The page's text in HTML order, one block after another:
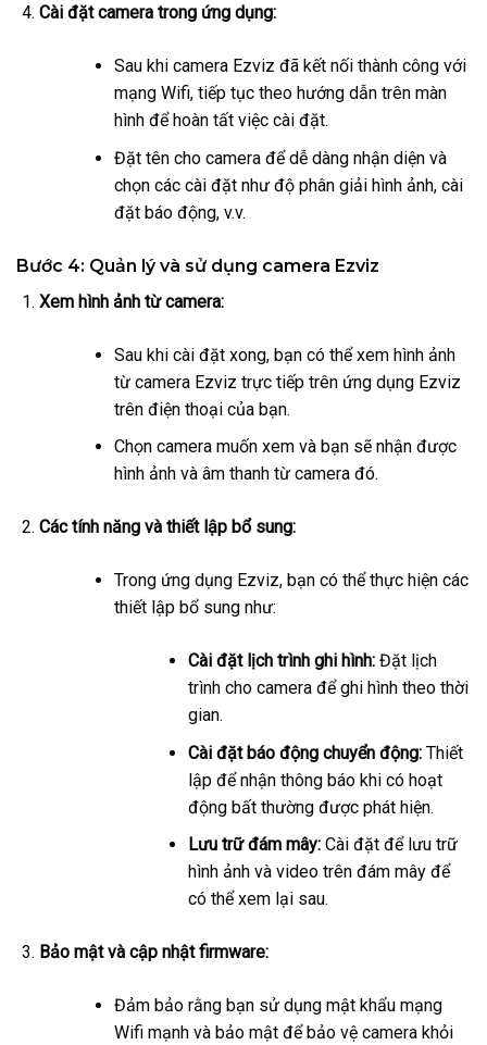
Cài đặt camera trong ứng dụng:
Sau khi camera Ezviz đã kết nối thành công với
mạng Wifi, tiếp tục theo hướng dẫn trên màn
hình để hoàn tất việc cài đặt.
Đặt tên cho camera để dễ dàng nhận diện và
chọn các cài đặt như độ phân giải hình ảnh, cài
đặt báo động, v.v.
Bước 4: Quản lý và sử dụng camera Ezviz
Xem hình ảnh từ camera:
Sau khi cài đặt xong, bạn có thể xem hình ảnh
từ camera Ezviz trực tiếp trên ứng dụng Ezviz
trên điện thoại của bạn.
Chọn camera muốn xem và bạn sẽ nhận được
hình ảnh và âm thanh từ camera đó.
Các tính năng và thiết lập bổ sung:
Trong ứng dụng Ezviz, bạn có thể thực hiện các
thiết lập bổ sung như:
Cài đặt lịch trình ghi hình: Đặt lịch
trình cho camera để ghi hình theo thời
gian.
Cài đặt báo động chuyển động: Thiết
lập để nhận thông báo khi có hoạt
động bất thường được phát hiện.
Lưu trữ đám mây: Cài đặt để lưu trữ
hình ảnh và video trên đám mây để
có thể xem lại sau.
Bảo mật và cập nhật firmware:
Đảm bảo rằng bạn sử dụng mật khẩu mạng
Wifi mạnh và bảo mật để bảo vệ camera khỏi